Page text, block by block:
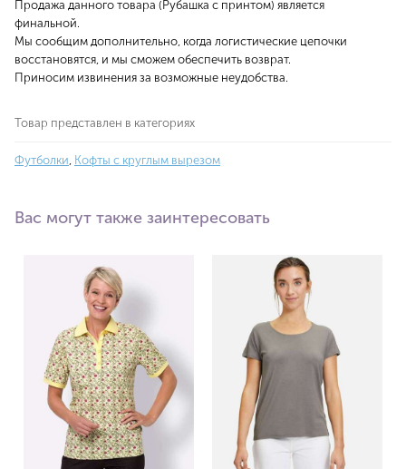
Продажа данного товара (Рубашка с принтом) является
финальной.
Мы сообщим дополнительно, когда логистические цепочки
восстановятся, и мы сможем обеспечить возврат.
Приносим извинения за возможные неудобства.
Товар представлен в категориях
Футболки, Кофты с круглым вырезом
Вас могут также заинтересовать